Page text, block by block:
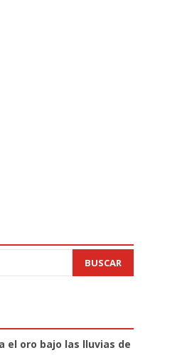
BUSCAR
el oro bajo las lluvias de